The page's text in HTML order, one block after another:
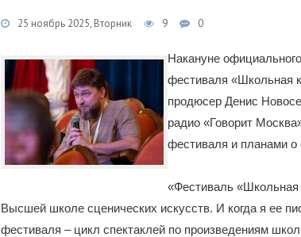
25 ноябрь 2025, Вторник 9 0
Накануне
фестиваля «Школьная
продюсер Денис
радио «Говорит
фестиваля и планами о
«Фестиваль «Школьная
Высшей школе сценических искусств. И когда я ее
фестиваля – цикл спектаклей по произведениям